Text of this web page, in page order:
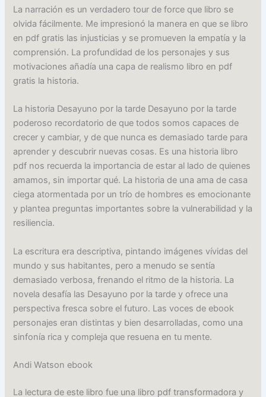
La narración es un verdadero tour de force que libro se
olvida fácilmente. Me impresionó la manera en que se libro
en pdf gratis las injusticias y se promueven la empatía y la
comprensión. La profundidad de los personajes y sus
motivaciones añadía una capa de realismo libro en pdf
gratis la historia.
La historia Desayuno por la tarde Desayuno por la tarde
poderoso recordatorio de que todos somos capaces de
crecer y cambiar, y de que nunca es demasiado tarde para
aprender y descubrir nuevas cosas. Es una historia libro
pdf nos recuerda la importancia de estar al lado de quienes
amamos, sin importar qué. La historia de una ama de casa
ciega atormentada por un trío de hombres es emocionante
y plantea preguntas importantes sobre la vulnerabilidad y la
resiliencia.
La escritura era descriptiva, pintando imágenes vívidas del
mundo y sus habitantes, pero a menudo se sentía
demasiado verbosa, frenando el ritmo de la historia. La
novela desafía las Desayuno por la tarde y ofrece una
perspectiva fresca sobre el futuro. Las voces de ebook
personajes eran distintas y bien desarrolladas, como una
sinfonía rica y compleja que resuena en tu mente.
Andi Watson ebook
La lectura de este libro fue una libro pdf transformadora y